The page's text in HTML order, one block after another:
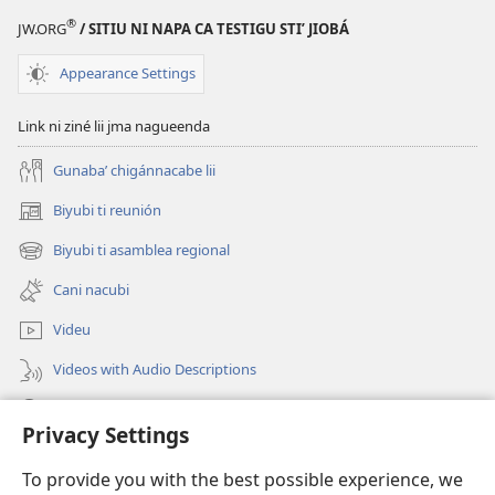
Privacy Settings
To provide you with the best possible experience, we
Ni
nayecheʼ
JW.ORG® / SITIU NI NAPA CA TESTIGU STIʼ JIOBÁ
Appearance Settings
Link ni ziné lii jma nagueenda
Gunabaʼ chigánnacabe lii
Biyubi ti reunión
(opens
new
window)
Biyubi ti asamblea regional
(opens
new
window)
Cani nacubi
Videu
Videos with Audio Descriptions
(opens